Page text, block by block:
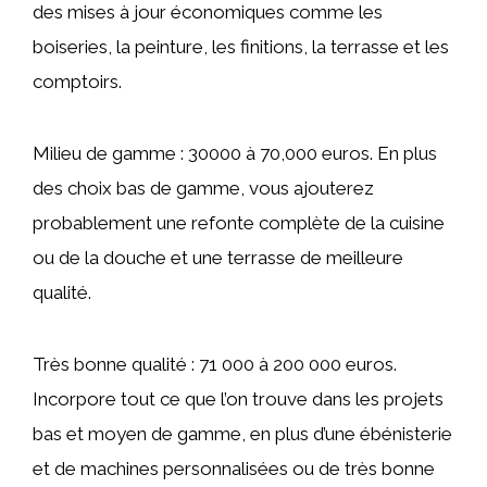
des mises à jour économiques comme les
boiseries, la peinture, les finitions, la terrasse et les
comptoirs.
Milieu de gamme : 30000 à 70,000 euros. En plus
des choix bas de gamme, vous ajouterez
probablement une refonte complète de la cuisine
ou de la douche et une terrasse de meilleure
qualité.
Très bonne qualité : 71 000 à 200 000 euros.
Incorpore tout ce que l’on trouve dans les projets
bas et moyen de gamme, en plus d’une ébénisterie
et de machines personnalisées ou de très bonne